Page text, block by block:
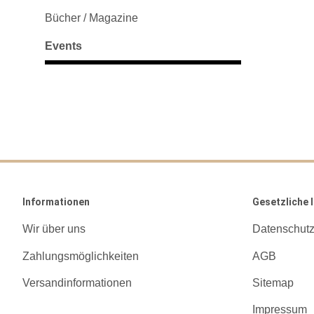
Bücher / Magazine
Events
Informationen
Wir über uns
Zahlungsmöglichkeiten
Versandinformationen
Gesetzliche
Datenschutz
AGB
Sitemap
Impressum